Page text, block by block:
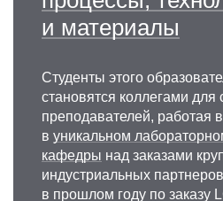
и материалы
Студенты этого
становятся коллегами для
преподавателей, работая
в уникальном
кафедры над заказами
индустриальных
в прошлом году по заказу